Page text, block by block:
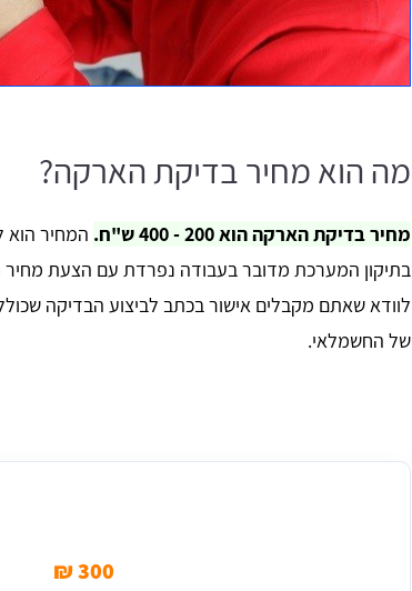
מה הוא מחיר בדיקת הארקה?
מחיר בדיקת הארקה הוא 200 - 400 ש"ח.
המחיר הוא
בתיקון המערכת מדובר בעבודה נפרדת עם הצעת
לוודא שאתם מקבלים אישור בכתב לביצוע הבדיקה
של החשמלאי.
300 ₪